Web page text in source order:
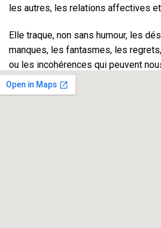
les autres, les relations affectives
Elle traque, non sans humour, les
manques, les fantasmes, les
ou les incohérences qui peuvent
C’est une sorte de cartographie du